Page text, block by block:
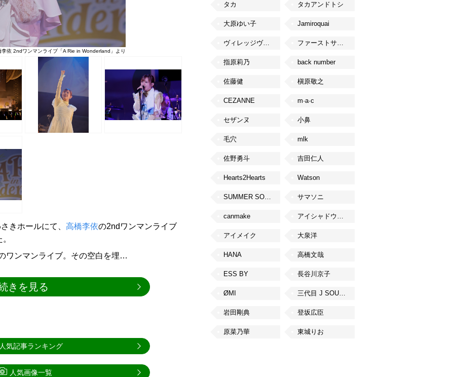
李依 2ndワンマンライブ「A Rie in Wonderland」より
きホールにて、 高橋李依の2ndワンマンライブ
ワンマンライブ。その空白を埋…
きを見る
気記事ランキング
人気画像一覧
タカ タカアンドトシ
大原ゆい子 Jamiroquai
ヴィレッジヴァンガード ファーストサマーウイカ
指原莉乃 back number
佐藤健 槇原敬之
CEZANNE m·a·c
セザンヌ 小鼻
毛穴 mlk
佐野勇斗 吉田仁人
Hearts2Hearts Watson
SUMMER SONIC サマソニ
canmake アイシャドウベース
アイメイク 大泉洋
HANA 高橋文哉
ESS BY 長谷川京子
ØMI 三代目 J SOUL BROTHERS from EXILE TRIBE
岩田剛典 登坂広臣
原菜乃華 東城りお